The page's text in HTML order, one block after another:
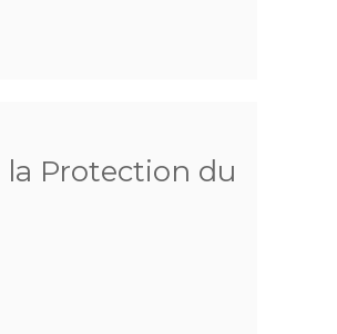
Protection du